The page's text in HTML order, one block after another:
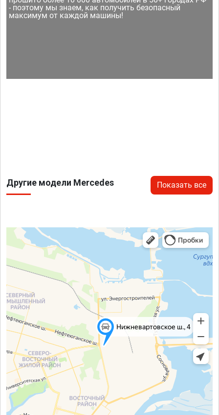
- поэтому мы знаем, как получить безопасный
максимум от каждой машины!
Другие модели Mercedes Показать все